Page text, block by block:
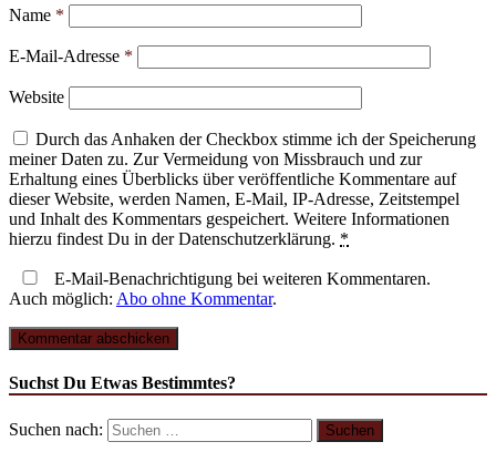
Name *
E-Mail-Adresse *
Website
Durch das Anhaken der Checkbox stimme ich der Speicherung
meiner Daten zu. Zur Vermeidung von Missbrauch und zur
Erhaltung eines Überblicks über veröffentliche Kommentare auf
dieser Website, werden Namen, E-Mail, IP-Adresse, Zeitstempel
und Inhalt des Kommentars gespeichert. Weitere Informationen
hierzu findest Du in der Datenschutzerklärung. *
E-Mail-Benachrichtigung bei weiteren Kommentaren.
Auch möglich: Abo ohne Kommentar.
Suchst Du Etwas Bestimmtes?
Suchen nach: